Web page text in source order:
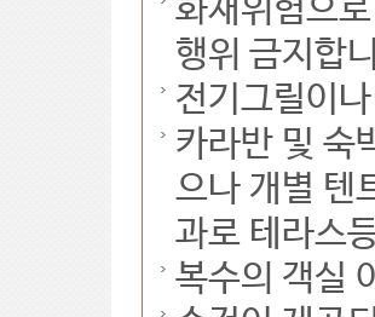
화재위험으
행위 금지합
전기그릴이
카라반 및 숙
으나 개별 텐
과로 테라스
복수의 객실